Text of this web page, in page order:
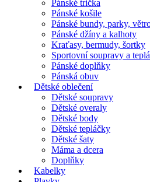
Pánské trička
Pánské košile
Pánské bundy, parky,
Pánské džíny a kalhoty
Kraťasy, bermudy, šortky
Sportovní soupravy a
Pánské doplňky
Pánská obuv
Dětské oblečení
Dětské soupravy
Dětské overaly
Dětské body
Dětské tepláčky
Dětské šaty
Máma a dcera
Doplňky
Kabelky